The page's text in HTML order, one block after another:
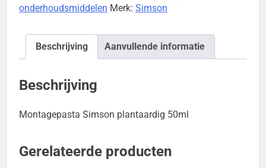
onderhoudsmiddelen Merk: Simson
Beschrijving Aanvullende informatie
Beschrijving
Montagepasta Simson plantaardig 50ml
Gerelateerde producten